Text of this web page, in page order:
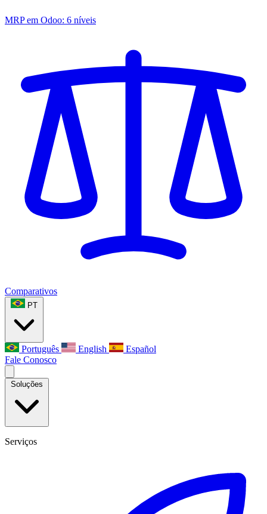
MRP em Odoo: 6 níveis
Comparativos
PT
Português English
Español
Fale Conosco
Soluções
Serviços